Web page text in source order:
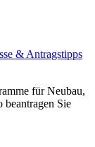
& Antragstipps
für Neubau,
Sie